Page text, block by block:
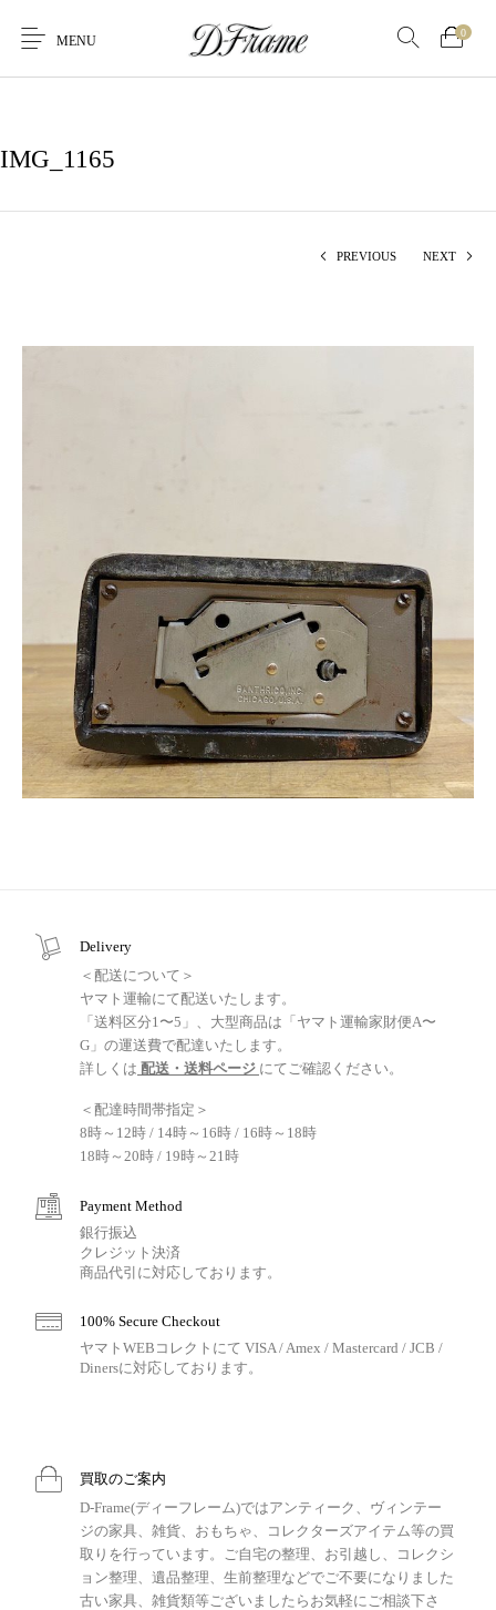
MENU
0
IMG_1165
PREVIOUS NEXT
Delivery
＜配送について＞
ヤマト運輸にて配送いたします。
「送料区分1〜5」、大型商品は「ヤマト運輸家財便A〜
G」の運送費で配達いたします。
詳しくは 配送・送料ページ にてご確認ください。
＜配達時間帯指定＞
8時～12時 / 14時～16時 / 16時～18時
18時～20時 / 19時～21時
Payment Method
銀行振込
クレジット決済
商品代引に対応しております。
100% Secure Checkout
ヤマトWEBコレクトにて VISA / Amex / Mastercard / JCB /
Dinersに対応しております。
買取のご案内
D-Frame(ディーフレーム)ではアンティーク、ヴィンテー
ジの家具、雑貨、おもちゃ、コレクターズアイテム等の買
取りを行っています。ご自宅の整理、お引越し、コレクシ
ョン整理、遺品整理、生前整理などでご不要になりました
古い家具、雑貨類等ございましたらお気軽にご相談下さ